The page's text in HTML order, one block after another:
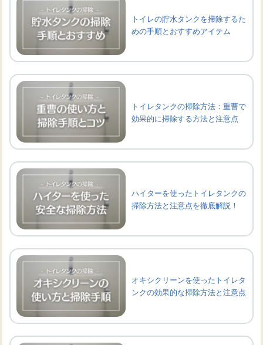
トイレの貯水タンクを掃除するた
めの手順とおすすめアイテム
トイレタンクの掃除方法：重曹で
効果的に掃除する方法と注意点
ハイターを使ったトイレタンクの
掃除方法と注意点を徹底解説！
オキシクリーンを使ったトイレタ
ンクの効果的な掃除方法と注意点